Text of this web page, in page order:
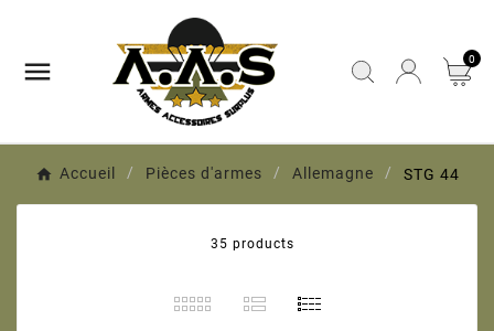
 0
Accueil Pièces d'armes Allemagne STG 44
35 products